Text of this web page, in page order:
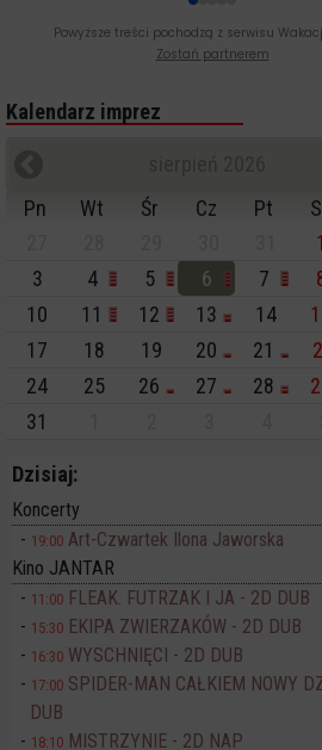
Powyższe treści pochodzą z serwisu
Zostań partnerem
Kalendarz imprez
Pn
Wt Śr Cz Pt
1
3
4 5 6 7
10
11 12 13 14
17
18 19 20 21
24
25 26 27 28
31
Dzisiaj:
Koncerty
19:00 Art-Czwartek Ilona Jaworska
Kino JANTAR
11:00 FLEAK. FUTRZAK I JA - 2D DUB
15:30 EKIPA ZWIERZAKÓW - 2D DUB
16:30 WYSCHNIĘCI - 2D DUB
17:00 SPIDER-MAN CAŁKIEM NOWY
DUB
18:10 MISTRZYNIE - 2D NAP